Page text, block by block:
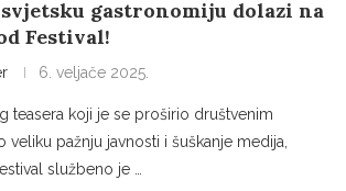
gastronomiju dolazi na
Festival!
6. veljače 2025.
teasera koji je se proširio društvenim
veliku pažnju javnosti i šuškanje medija,
službeno je …